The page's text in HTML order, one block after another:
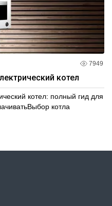
7949
котел
котел: полный гид для
котла